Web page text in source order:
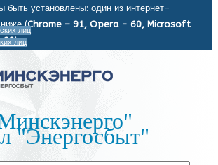
быть установлены: один из интернет-
(Chrome – 91, Opera - 60, Microsoft
92).
лиц
лиц
"Энергосбыт"